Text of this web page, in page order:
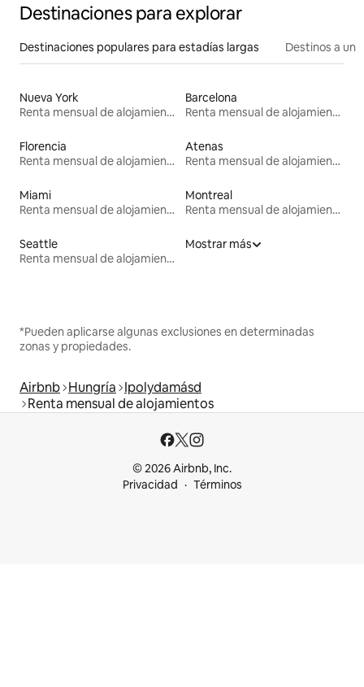
Destinaciones para explorar
Destinaciones populares para estadías largas Destinos a un
Nueva York
Renta mensual de alojamientos
Barcelona
Renta mensual de alojamientos
Florencia
Renta mensual de alojamientos
Atenas
Renta mensual de alojamientos
Miami
Renta mensual de alojamientos
Montreal
Renta mensual de alojamientos
Seattle
Renta mensual de alojamientos
Mostrar más
*Pueden aplicarse algunas exclusiones en determinadas
zonas y propiedades.
Airbnb Hungría Ipolydamásd
Renta mensual de alojamientos
© 2026 Airbnb, Inc.
Privacidad
Términos